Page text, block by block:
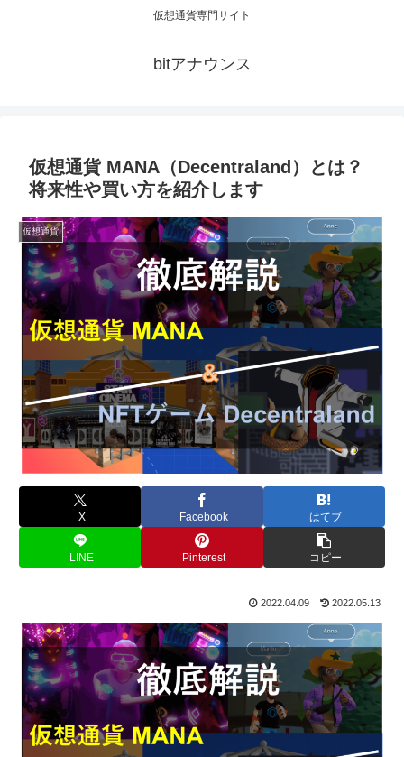
仮想通貨専門サイト
bitアナウンス
仮想通貨 MANA（Decentraland）とは？
将来性や買い方を紹介します
仮想通貨
X Facebook はてブ
LINE Pinterest コピー
2022.04.09 2022.05.13